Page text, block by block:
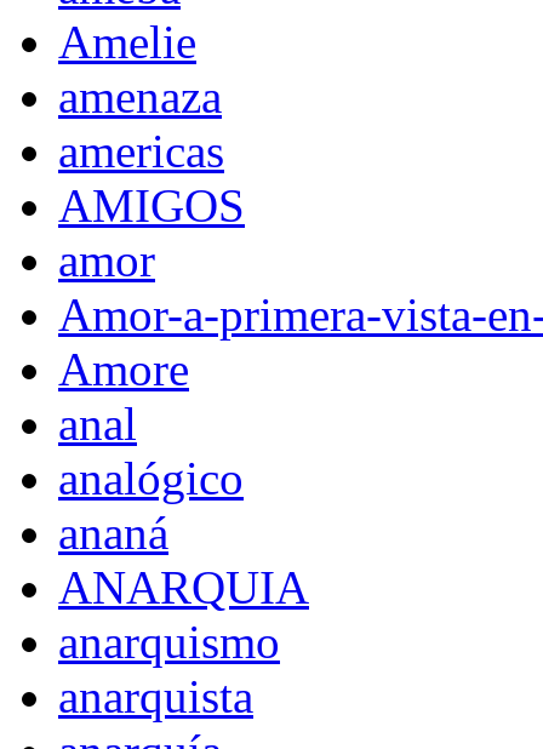
Amelie
amenaza
americas
AMIGOS
amor
Amor-a-primera-vista-
Amore
anal
analógico
ananá
ANARQUIA
anarquismo
anarquista